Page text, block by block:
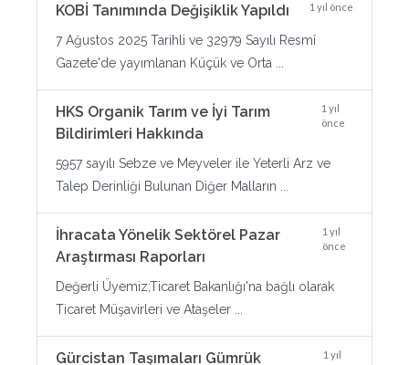
KOBİ Tanımında Değişiklik Yapıldı 1 yıl önce
7 Ağustos 2025 Tarihli ve 32979 Sayılı Resmî
Gazete'de yayımlanan Küçük ve Orta ...
HKS Organik Tarım ve İyi Tarım
Bildirimleri Hakkında
1 yıl
önce
5957 sayılı Sebze ve Meyveler ile Yeterli Arz ve
Talep Derinliği Bulunan Diğer Malların ...
İhracata Yönelik Sektörel Pazar
Araştırması Raporları
1 yıl
önce
Değerli Üyemiz;Ticaret Bakanlığı'na bağlı olarak
Ticaret Müşavirleri ve Ataşeler ...
Gürcistan Taşımaları Gümrük
1 yıl